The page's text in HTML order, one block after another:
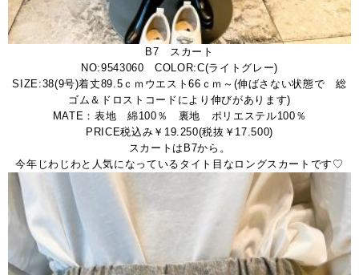
B7 スカート
NO:9543060 COLOR:C(ライトグレー)
SIZE:38(9号)着丈89.5ｃｍウエスト66ｃｍ～(伸ばさない状態で 総
ゴム＆ドロストコードにより伸びがあります)
MATE：表地 綿100％ 裏地 ポリエステル100％
PRICE税込み￥19.250(税抜￥17.500)
スカートはB7から。
今年じわじわと人気になっているタイト目なロングスカートです♡